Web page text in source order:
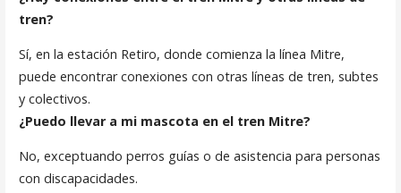
tren?
Sí, en la estación Retiro, donde comienza la línea Mitre,
puede encontrar conexiones con otras líneas de tren, subtes
y colectivos.
¿Puedo llevar a mi mascota en el tren Mitre?
No, exceptuando perros guías o de asistencia para personas
con discapacidades.